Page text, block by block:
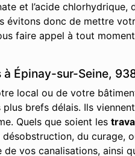
et l’acide
évitons donc de mettre
faire appel à tout
Épinay-sur-Seine,
local ou de votre
brefs délais. Ils
Quels que soient les
du curage,
vos canalisations, ainsi